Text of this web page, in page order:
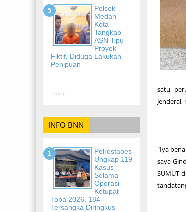
Polsek
Medan
Kota
Tangkap
ASN Tipu
Proyek
Fiktif, Diduga Lakukan
Penipuan
Terkini
INFO BNN
Polrestabes
Ungkap 119
Kasus
Selama
Operasi
Ketupat
Toba 2026, 184
Tersangka Diringkus
satu
"Iya
saya
SUMUT